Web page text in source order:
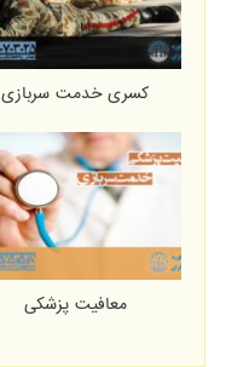
کسری خدمت سربازی
معافیت پزشکی